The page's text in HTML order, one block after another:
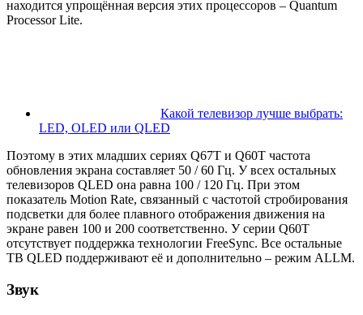
находится упрощённая версия этих процессоров – Quantum
Processor Lite.
Какой телевизор лучше выбрать:
LED, OLED или QLED
Поэтому в этих младших сериях Q67T и Q60T частота
обновления экрана составляет 50 / 60 Гц. У всех остальных
телевизоров QLED она равна 100 / 120 Гц. При этом
показатель Motion Rate, связанный с частотой стробирования
подсветки для более плавного отображения движения на
экране равен 100 и 200 соответственно. У серии Q60T
отсутствует поддержка технологии FreeSync. Все остальные
ТВ QLED поддерживают её и дополнительно – режим ALLM.
Звук